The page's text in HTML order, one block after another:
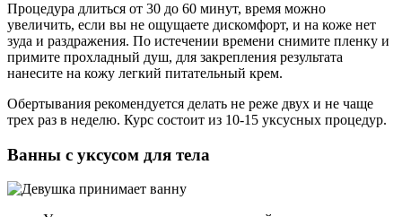
Процедура длиться от 30 до 60 минут, время можно
увеличить, если вы не ощущаете дискомфорт, и на коже нет
зуда и раздражения. По истечении времени снимите пленку и
примите прохладный душ, для закрепления результата
нанесите на кожу легкий питательный крем.
Обертывания рекомендуется делать не реже двух и не чаще
трех раз в неделю. Курс состоит из 10-15 уксусных процедур.
Ванны с уксусом для тела